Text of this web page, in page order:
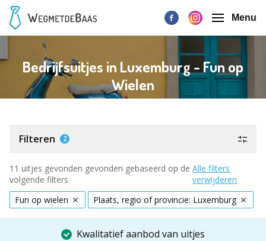
Menu
Bedrijfsuitjes in Luxemburg - Fun op
Wielen
Filteren 2
11 uitjes gevonden gevonden gebaseerd op de
volgende filters
Alle filters
verwijderen
Fun op wielen
Plaats, regio of provincie: Luxemburg
Kwalitatief aanbod van uitjes